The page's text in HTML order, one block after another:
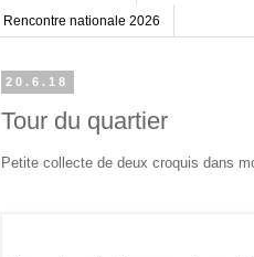
Rencontre nationale 2026
20.6.18
Tour du quartier
Petite collecte de deux croquis dans